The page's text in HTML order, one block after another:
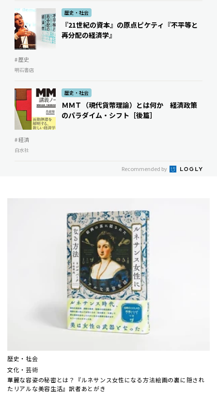
歴史・社会
『21世紀の資本』の原点――ピケティ『不平等と
再分配の経済学』
# 歴史
明石書店
歴史・社会
ＭＭＴ（現代貨幣理論）とは何か 経済政策
のパラダイム・シフト［後篇］
# 経済
白水社
Recommended by
歴史・社会
文化・芸術
華麗な容姿の秘密とは？『ルネサンス女性になる方法――絵画の裏に隠され
たリアルな美容生活』訳者あとがき